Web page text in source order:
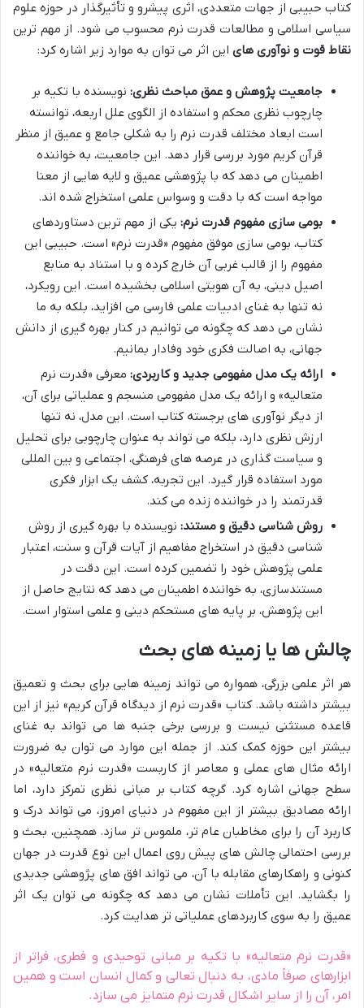
کتاب حبیبی از جهات متعددی، اثری پیشرو و تأثیرگذار در حوزه علوم
سیاسی اسلامی و مطالعات قدرت نرم محسوب می شود. از مهم ترین
نقاط قوت و نوآوری های این اثر می توان به موارد زیر اشاره کرد:
جامعیت پژوهش و عمق مباحث نظری: نویسنده با تکیه بر
چارچوب نظری محکم و استفاده از الگوی علل اربعه، توانسته
است ابعاد مختلف قدرت نرم را به شکلی جامع و عمیق از منظر
قرآن کریم مورد بررسی قرار دهد. این جامعیت، به خواننده
اطمینان می دهد که با پژوهشی عمیق و لایه هایی از معنا
مواجه است که با دقت و وسواس علمی استخراج شده اند.
بومی سازی مفهوم قدرت نرم: یکی از مهم ترین دستاوردهای
کتاب، بومی سازی موفق مفهوم «قدرت نرم» است. حبیبی این
مفهوم را از قالب غربی آن خارج کرده و با استناد به منابع
اصیل دینی، به آن هویتی اسلامی بخشیده است. این رویکرد،
نه تنها به غنای ادبیات علمی فارسی می افزاید، بلکه به ما
نشان می دهد که چگونه می توانیم در کنار بهره گیری از دانش
جهانی، به اصالت فکری خود وفادار بمانیم.
ارائه یک مدل مفهومی جدید و کاربردی: معرفی «قدرت نرم
متعالیه» و ارائه یک مدل مفهومی منسجم و عملیاتی برای آن،
از دیگر نوآوری های برجسته کتاب است. این مدل، نه تنها
ارزش نظری دارد، بلکه می تواند به عنوان چارچوبی برای تحلیل
و سیاست گذاری در عرصه های فرهنگی، اجتماعی و بین المللی
مورد استفاده قرار گیرد. این تجربه، کشف یک ابزار فکری
قدرتمند را در خواننده زنده می کند.
روش شناسی دقیق و مستند: نویسنده با بهره گیری از روش
شناسی دقیق در استخراج مفاهیم از آیات قرآن و سنت، اعتبار
علمی پژوهش خود را تضمین کرده است. این دقت در
مستندسازی، به خواننده اطمینان می دهد که نتایج حاصل از
این پژوهش، بر پایه های مستحکم دینی و علمی استوار است.
چالش ها یا زمینه های بحث
هر اثر علمی بزرگی، همواره می تواند زمینه هایی برای بحث و تعمیق
بیشتر داشته باشد. کتاب «قدرت نرم از دیدگاه قرآن کریم» نیز از این
قاعده مستثنی نیست و بررسی برخی جنبه ها می تواند به غنای
بیشتر این حوزه کمک کند. از جمله این موارد می توان به ضرورت
ارائه مثال های عملی و معاصر از کاربست «قدرت نرم متعالیه» در
سطح جهانی اشاره کرد. گرچه کتاب بر مبانی نظری تمرکز دارد، اما
ارائه مصادیق بیشتر از این مفهوم در دنیای امروز، می تواند درک و
کاربرد آن را برای مخاطبان عام تر، ملموس تر سازد. همچنین، بحث و
بررسی احتمالی چالش های پیش روی اعمال این نوع قدرت در جهان
کنونی و راهکارهای مقابله با آن، می تواند افق های پژوهشی جدیدی
را بگشاید. این تأملات نشان می دهد که چگونه می توان یک اثر
عمیق را به سوی کاربردهای عملیاتی تر هدایت کرد.
«قدرت نرم متعالیه» با تکیه بر مبانی توحیدی و فطری، فراتر از
ابزارهای صرفاً مادی، به دنبال تعالی و کمال انسان است و همین
امر، آن را از سایر اشکال قدرت نرم متمایز می سازد.